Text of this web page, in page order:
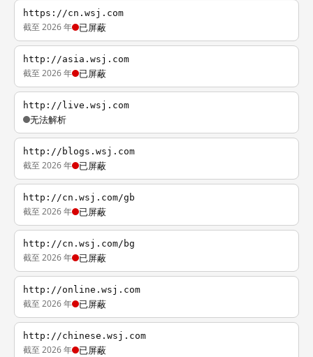
https://cn.wsj.com
截至 2026 年 已屏蔽
http://asia.wsj.com
截至 2026 年 已屏蔽
http://live.wsj.com
无法解析
http://blogs.wsj.com
截至 2026 年 已屏蔽
http://cn.wsj.com/gb
截至 2026 年 已屏蔽
http://cn.wsj.com/bg
截至 2026 年 已屏蔽
http://online.wsj.com
截至 2026 年 已屏蔽
http://chinese.wsj.com
截至 2026 年 已屏蔽